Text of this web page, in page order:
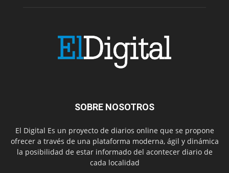
SOBRE NOSOTROS
El Digital Es un proyecto de diarios online que se propone
ofrecer a través de una plataforma moderna, ágil y dinámica
la posibilidad de estar informado del acontecer diario de
cada localidad